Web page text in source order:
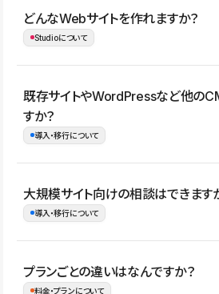
どんなWebサイトを作れますか？
Studioについて
コーポレートサイト、サービスサイト、
グ・メディア、イベントサイト、店舗・
ォリオなど幅広く制作できます。
既存サイトやWordPressなど他の
すか？
導入・移行について
はい。既存サイトの構成やコンテンツ、
Studio上に再構築する形で移行できます
イト全体のデザインや設定がそのまま移
大規模サイト向けの相談はできます
導入・移行について
はい。アクセス規模が大きいサイトや、
理、セキュリティ確認、既存システムと
プランごとの違いはなんですか？
料金・プランについて